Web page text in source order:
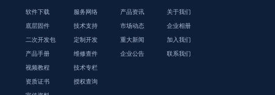
软件下载
底层固件
二次开发包
产品手册
视频教程
资质证书
服务网络
技术支持
定制开发
维修查件
技术专栏
授权查询
产品资讯
市场动态
重大新闻
企业公告
关于我们
企业相册
加入我们
联系我们